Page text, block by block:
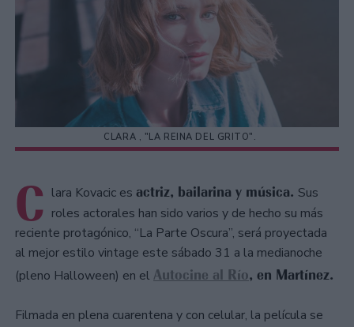
CLARA , "LA REINA DEL GRITO".
C lara Kovacic es actriz, bailarina y música. Sus
roles actorales han sido varios y de hecho su más
reciente protagónico, “La Parte Oscura”, será proyectada
al mejor estilo vintage este sábado 31 a la medianoche
(pleno Halloween) en el Autocine al Río, en Martínez.
Filmada en plena cuarentena y con celular, la película se